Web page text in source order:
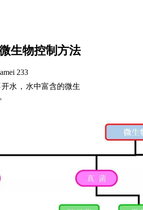
生物控制方法
233
水， 水中富含的微生